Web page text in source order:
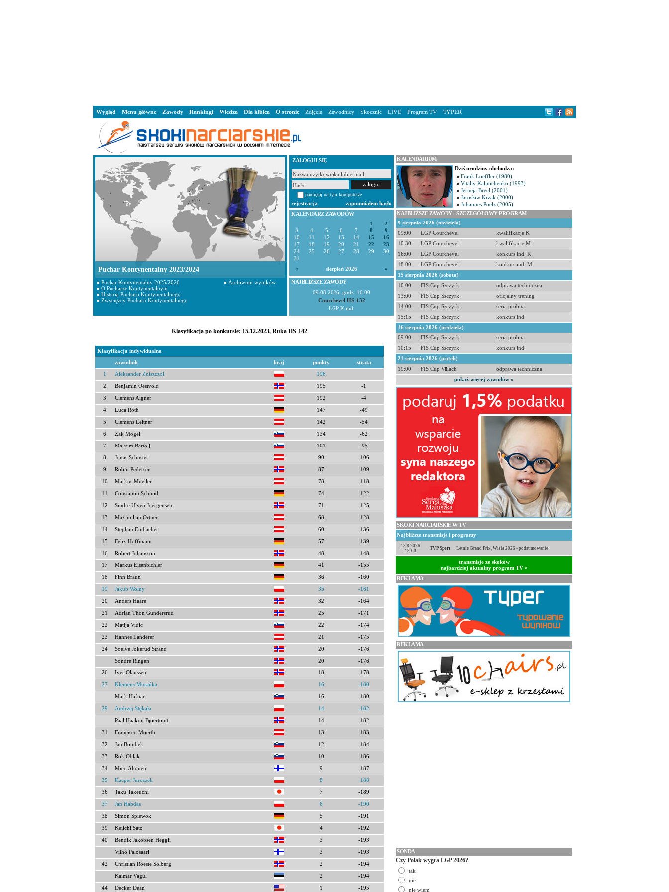
ZALOGUJ SIĘ
pamiętaj na tym komputerze
rejestracja
zapomniałem hasło
KALENDARZ ZAWODÓW
1
2
3
4 5 6 7 8
9
10
11 12 13 14 15
16
17
18 19 20 21 22
23
24
25 26 27 28 29
30
31
«
sierpień 2026 »
NAJBLIŻSZE ZAWODY
09.08.2026, godz. 16:00
Courchevel HS-132
LGP K ind.
Klasyfikacja po konkursie: 15.12.2023, Ruka HS-142
Klasyfikacja indywidualna
zawodnik kraj punkty strata
1 Aleksander Zniszczoł 196
2 Benjamin Oestvold 195 -1
3 Clemens Aigner 192 -4
4 Luca Roth 147 -49
5 Clemens Leitner 142 -54
6 Zak Mogel 134 -62
7 Maksim Bartolj 101 -95
8 Jonas Schuster 90 -106
9 Robin Pedersen 87 -109
10 Markus Mueller 78 -118
11 Constantin Schmid 74 -122
12 Sindre Ulven Joergensen 71 -125
13 Maximilian Ortner 68 -128
14 Stephan Embacher 60 -136
15 Felix Hoffmann 57 -139
16 Robert Johansson 48 -148
17 Markus Eisenbichler 41 -155
18 Finn Braun 36 -160
19 Jakub Wolny 35 -161
20 Anders Haare 32 -164
21 Adrian Thon Gundersrud 25 -171
22 Matija Vidic 22 -174
23 Hannes Landerer 21 -175
24 Soelve Jokerud Strand 20 -176
Sondre Ringen 20 -176
26 Iver Olaussen 18 -178
27 Klemens Murańka 16 -180
Mark Hafnar 16 -180
29 Andrzej Stękała 14 -182
Paal Haakon Bjoertomt 14 -182
31 Francisco Moerth 13 -183
32 Jan Bombek 12 -184
33 Rok Oblak 10 -186
34 Mico Ahonen 9 -187
35 Kacper Juroszek 8 -188
36 Taku Takeuchi 7 -189
37 Jan Habdas 6 -190
38 Simon Spiewok 5 -191
39 Keiichi Sato 4 -192
40 Bendik Jakobsen Heggli 3 -193
Vilho Palosaari 3 -193
42 Christian Roeste Solberg 2 -194
Kaimar Vagul 2 -194
44 Decker Dean 1 -195
Puchar Kontynentalny 2023/2024
Puchar Kontynentalny 2025/2026
Archiwum wyników
O Pucharze Kontynentalnym
Historia Pucharu Kontynentalnego
Zwycięzcy Pucharu Kontynentalnego
KALENDARIUM
Dziś urodziny obchodzą:
Frank Loeffler (1980)
Vitaliy Kalinichenko (1993)
Jerneja Brecl (2001)
Jarosław Krzak (2000)
Johannes Poelz (2005)
NAJBLIŻSZE ZAWODY - SZCZEGÓŁOWY PROGRAM
9 sierpnia 2026 (niedziela)
09:00
LGP Courchevel
kwalifikacje K
10:30
LGP Courchevel
kwalifikacje M
16:00
LGP Courchevel
konkurs ind. K
18:00
LGP Courchevel
konkurs ind. M
15 sierpnia 2026 (sobota)
10:00
FIS Cup Szczyrk
odprawa techniczna
13:00
FIS Cup Szczyrk
oficjalny trening
14:00
FIS Cup Szczyrk
seria próbna
15:15
FIS Cup Szczyrk
konkurs ind.
16 sierpnia 2026 (niedziela)
09:00
FIS Cup Szczyrk
seria próbna
10:15
FIS Cup Szczyrk
konkurs ind.
21 sierpnia 2026 (piątek)
19:00
FIS Cup Villach
odprawa techniczna
pokaż więcej zawodów »
SKOKI NARCIARSKIE W TV
Najbliższe transmisje i programy
13.8.2026
15:00
TVP Sport Letnie Grand Prix, Wisła 2026 - podsumowanie
transmisje ze skoków
najbardziej aktualny program TV »
REKLAMA
REKLAMA
SONDA
Czy Polak wygra LGP 2026?
tak
nie
nie wiem
Wygląd Menu główne Zawody Rankingi Wiedza Dla kibica O stronie Zdjęcia Zawodnicy Skocznie LIVE Program TV TYPER